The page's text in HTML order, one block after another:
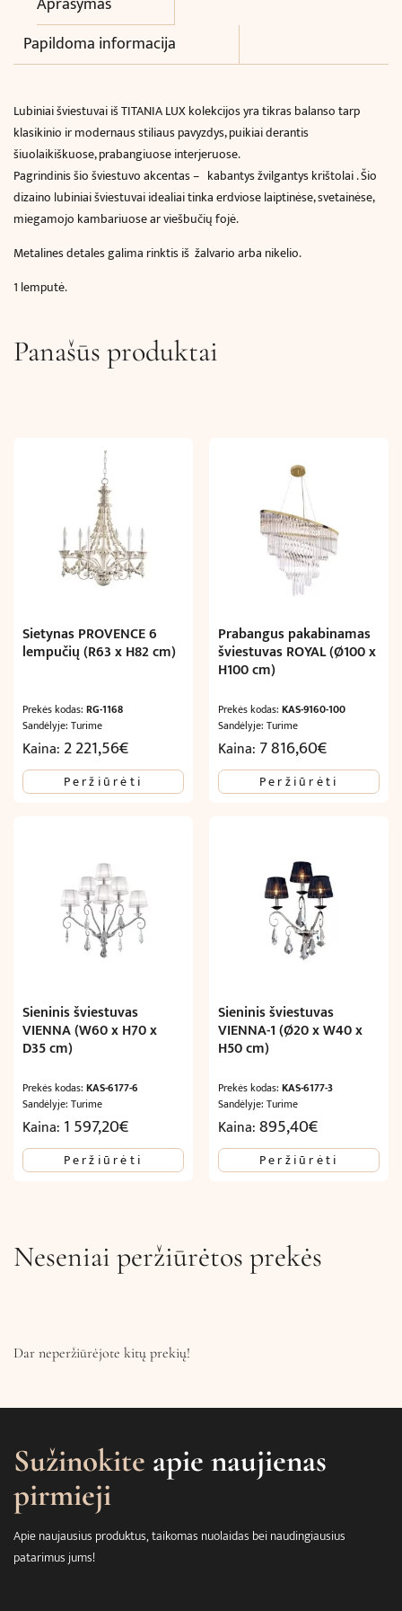
Papildoma informacija
Lubiniai šviestuvai iš TITANIA LUX kolekcijos yra tikras balanso tarp
klasikinio ir modernaus stiliaus pavyzdys, puikiai derantis
šiuolaikiškuose, prabangiuose interjeruose.
Pagrindinis šio šviestuvo akcentas – kabantys žvilgantys krištolai . Šio
dizaino lubiniai šviestuvai idealiai tinka erdviose laiptinėse, svetainėse,
miegamojo kambariuose ar viešbučių fojė.
Metalines detales galima rinktis iš žalvario arba nikelio.
1 lemputė.
Panašūs produktai
Sietynas PROVENCE 6
lempučių (R63 x H82 cm)
Prekės kodas: RG-1168
Sandėlyje: Turime
Kaina: 2 221,56€
Peržiūrėti
Prabangus pakabinamas
šviestuvas ROYAL (Ø100 x
H100 cm)
Prekės kodas:KAS-9160-100
Sandėlyje: Turime
Kaina: 7 816,60€
Peržiūrėti
Sieninis šviestuvas
VIENNA (W60 x H70 x
D35 cm)
Prekės kodas: KAS-6177-6
Sandėlyje: Turime
Kaina: 1 597,20€
Peržiūrėti
Sieninis šviestuvas
VIENNA-1 (Ø20 x W40 x
H50 cm)
Prekės kodas:KAS-6177-3
Sandėlyje: Turime
Kaina:895,40€
Peržiūrėti
Neseniai peržiūrėtos prekės
Dar neperžiūrėjote kitų prekių!
Sužinokite apie naujienas
pirmieji
Apie naujausius produktus, taikomas nuolaidas bei naudingiausius
patarimus jums!